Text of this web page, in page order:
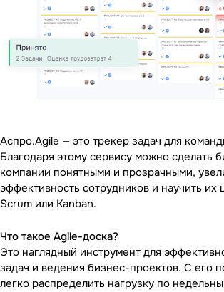
Аспро.Agile — это трекер задач для
Благодаря этому сервису можно сделать
компании понятными и прозрачными,
эффективность сотрудников и научить их
Scrum или Kanban.
Что такое Agile-доска?
Это наглядный инструмент для
задач и ведения бизнес-проектов. С его
легко распределить нагрузку по